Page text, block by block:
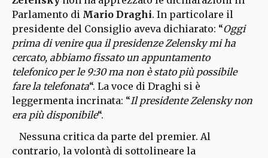
Parlamento di Mario Draghi. In particolare il
presidente del Consiglio aveva dichiarato: “Oggi
prima di venire qua il presidenze Zelensky mi ha
cercato, abbiamo fissato un appuntamento
telefonico per le 9:30 ma non è stato più possibile
fare la telefonata“. La voce di Draghi si è
leggermenta incrinata: “Il presidente Zelensky non
era più disponibile“.
Nessuna critica da parte del premier. Al
contrario, la volontà di sottolineare la